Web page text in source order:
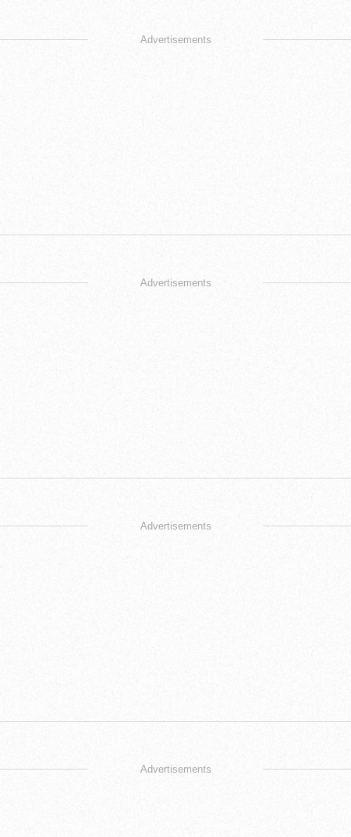
Advertisements
Advertisements
Advertisements
Advertisements